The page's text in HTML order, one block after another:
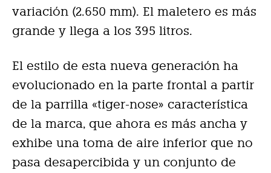
variación (2.650 mm). El maletero es más
grande y llega a los 395 litros.
El estilo de esta nueva generación ha
evolucionado en la parte frontal a partir
de la parrilla «tiger-nose» característica
de la marca, que ahora es más ancha y
exhibe una toma de aire inferior que no
pasa desapercibida y un conjunto de